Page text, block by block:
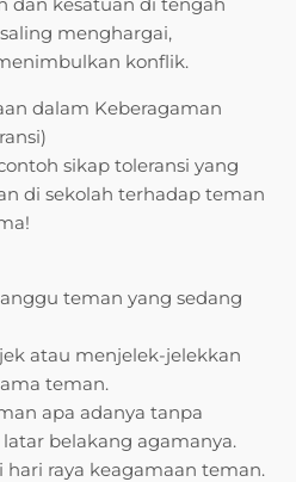
menghargai,
konflik.
dalam Keberagaman
sikap toleransi yang
di sekolah terhadap teman
teman yang sedang
atau menjelek-jelekkan
teman.
apa adanya tanpa
belakang agamanya.
raya keagamaan teman.